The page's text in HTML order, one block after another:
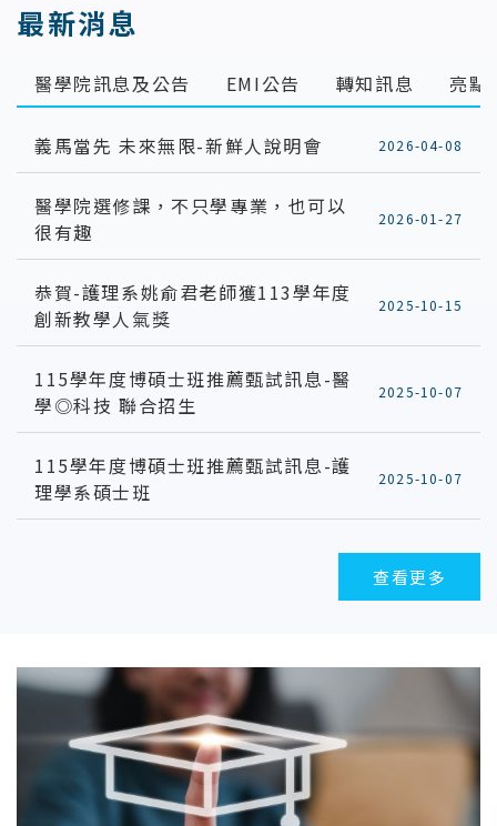
:::
最新消息
醫學院訊息及公告 EMI公告 轉知訊息 亮點
義馬當先 未來無限-新鮮人說明會 2026-04-08
醫學院選修課，不只學專業，也可以
很有趣
2026-01-27
恭賀-護理系姚俞君老師獲113學年度
創新教學人氣獎
2025-10-15
115學年度博碩士班推薦甄試訊息-醫
學◎科技 聯合招生
2025-10-07
115學年度博碩士班推薦甄試訊息-護
理學系碩士班
2025-10-07
查看更多